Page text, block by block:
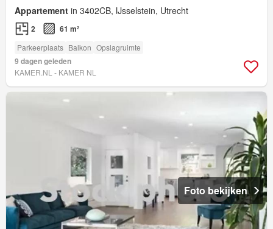
Appartement in 3402CB, IJsselstein, Utrecht
2 61 m²
Parkeerplaats Balkon Opslagruimte
9 dagen geleden
KAMER.NL - KAMER NL
Foto bekijken